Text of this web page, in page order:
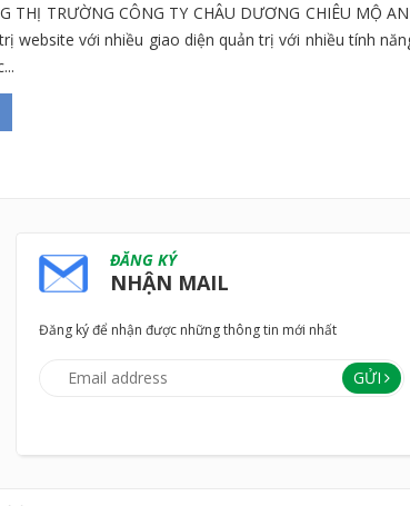
THỊ TRƯỜNG CÔNG TY CHÂU DƯƠNG CHIÊU MỘ
website với nhiều giao diện quản trị với nhiều tính
ĐĂNG KÝ
NHẬN MAIL
Đăng ký để nhận được những thông tin mới nhất
GỬI